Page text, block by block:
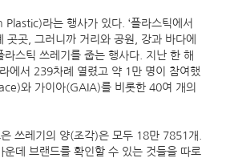
Plastic)라는 행사가 있다. ‘플라스틱에서
곳곳, 그러니까 거리와 공원, 강과 바다에
라스틱 쓰레기를 줍는 행사다. 지난 한 해
에서 239차례 열렸고 약 1만 명이 참여했
와 가이아(GAIA)를 비롯한 40여 개의
쓰레기의 양(조각)은 모두 18만 7851개.
운데 브랜드를 확인할 수 있는 것들을 따로